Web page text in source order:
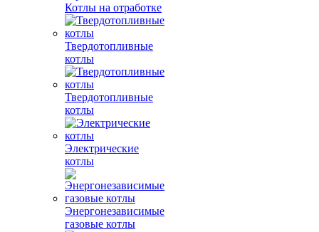
Котлы на отработке
Твердотопливные
котлы
Твердотопливные
котлы
Электрические
котлы
Энергонезависимые
газовые котлы